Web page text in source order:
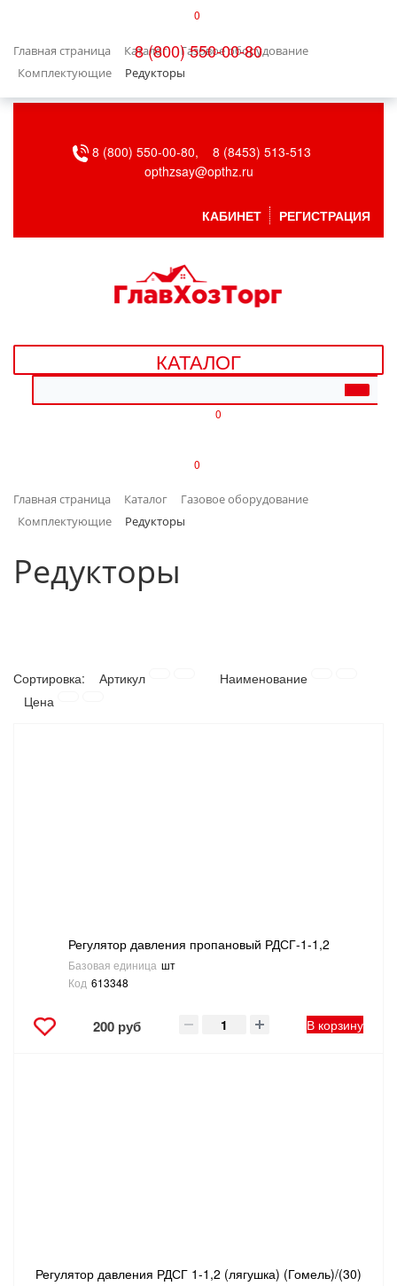
0
8 (800) 550-00-80
Главная страница Каталог
Газовое оборудование
Комплектующие
Редукторы
БЫТОВАЯ ТЕХНИКА
ВЕНТИЛЯЦИЯ
ДАЧА, САД И ОГОРОД
ДЕТСКИЕ ТОВАРЫ
ИНТЕРЬЕР
ЛАКОКРАСОЧНЫЕ МАТЕРИАЛЫ
СНЕГОУБОРОЧНЫЙ ИНВЕНТАРЬ
СТРОИТЕЛЬНЫЕ И ОТДЕЛОЧНЫЕ МАТЕРИАЛЫ
8 (800) 550-00-80,
8 (8453) 513-513
opthzsay@opthz.ru
КАБИНЕТ РЕГИСТРАЦИЯ
КАТАЛОГ
0
0
Главная страница Каталог
Газовое оборудование
Комплектующие
Редукторы
Редукторы
Сортировка: Артикул
Наименование
Цена
Регулятор давления пропановый РДСГ-1-1,2
Базовая единица шт
Код 613348
200 руб В корзину
Регулятор давления РДСГ 1-1,2 (лягушка) (Гомель)/(30)